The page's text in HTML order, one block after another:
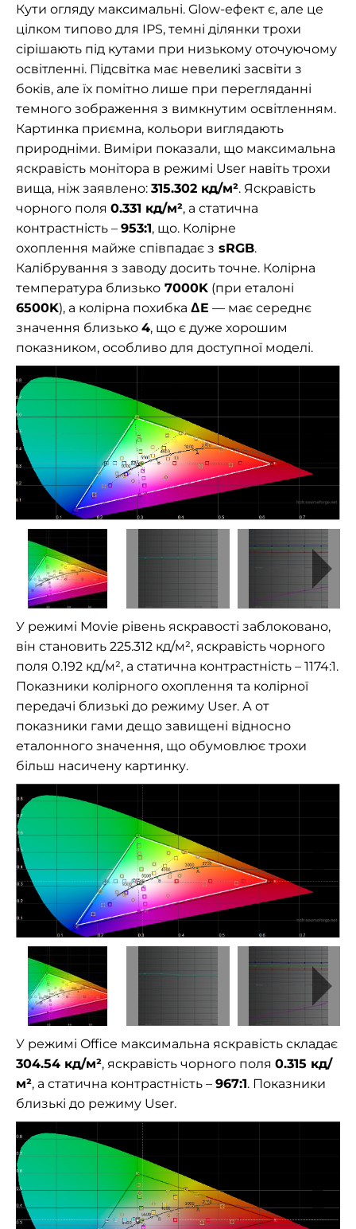
Кути огляду максимальні. Glow-ефект є, але це
цілком типово для IPS, темні ділянки трохи
сірішають під кутами при низькому оточуючому
освітленні. Підсвітка має невеликі засвіти з
боків, але їх помітно лише при перегляданні
темного зображення з вимкнутим освітленням.
Картинка приємна, кольори виглядають
природніми. Виміри показали, що максимальна
яскравість монітора в режимі User навіть трохи
вища, ніж заявлено: 315.302 кд/м². Яскравість
чорного поля 0.331 кд/м², а статична
контрастність – 953:1, що. Колірне
охоплення майже співпадає з sRGB.
Калібрування з заводу досить точне. Колірна
температура близько 7000K (при еталоні
6500K), а колірна похибка ΔE — має середнє
значення близько 4, що є дуже хорошим
показником, особливо для доступної моделі.
У режимі Movie рівень яскравості заблоковано,
він становить 225.312 кд/м², яскравість чорного
поля 0.192 кд/м², а статична контрастність – 1174:1.
Показники колірного охоплення та колірної
передачі близькі до режиму User. А от
показники гами дещо завищені відносно
еталонного значення, що обумовлює трохи
більш насичену картинку.
У режимі Office максимальна яскравість складає
304.54 кд/м², яскравість чорного поля 0.315 кд/
м², а статична контрастність – 967:1. Показники
близькі до режиму User.